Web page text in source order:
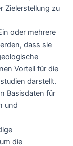
Zielerstellung zu
oder mehrere
dass sie
Vorteil für die
darstellt.
Basisdaten für
und
die